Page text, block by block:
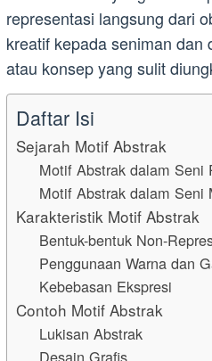
representasi langsung dari
kreatif kepada seniman
atau konsep yang sulit
Daftar Isi
Sejarah Motif Abstrak
Motif Abstrak dalam Seni
Motif Abstrak dalam Seni
Karakteristik Motif Abstrak
Bentuk-bentuk Non-
Penggunaan Warna dan
Kebebasan Ekspresi
Contoh Motif Abstrak
Lukisan Abstrak